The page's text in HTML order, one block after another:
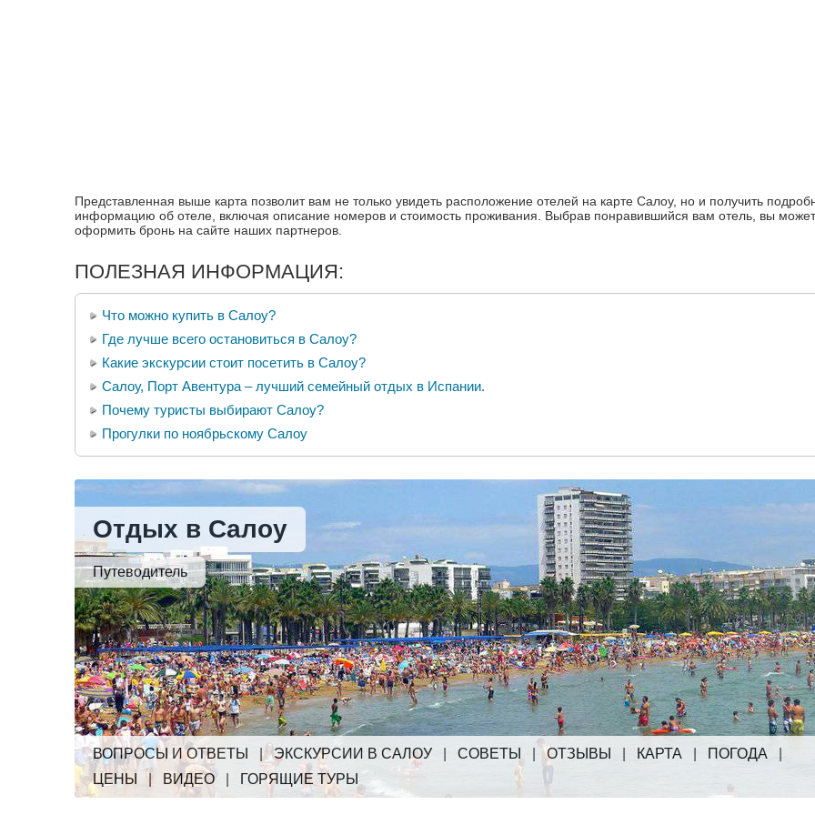
Представленная выше карта позволит вам не только увидеть расположение отелей на карте Салоу, но и получить
информацию об отеле, включая описание номеров и стоимость проживания. Выбрав понравившийся вам отель, вы
оформить бронь на сайте наших партнеров.
ПОЛЕЗНАЯ ИНФОРМАЦИЯ:
Что можно купить в Салоу?
Где лучше всего остановиться в Салоу?
Какие экскурсии стоит посетить в Салоу?
Салоу, Порт Авентура – лучший семейный отдых в Испании.
Почему туристы выбирают Салоу?
Прогулки по ноябрьскому Салоу
Отдых в Салоу
Путеводитель
ВОПРОСЫ И ОТВЕТЫ |ЭКСКУРСИИ В САЛОУ СОВЕТЫ |ОТЗЫВЫ КАРТА ПОГОДА
ЦЕНЫ
| ВИДЕО| ГОРЯЩИЕ ТУРЫ